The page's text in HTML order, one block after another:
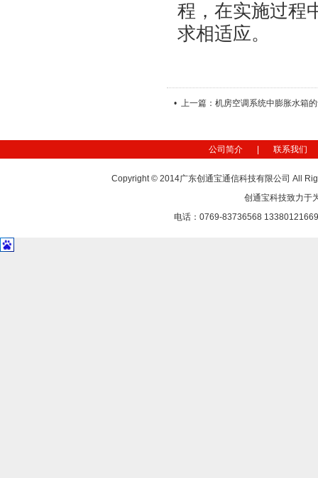
程，在实施过程
求相适应。
• 上一篇：机房空调系统中膨胀水箱
公司简介 联系我们
Copyright © 2014广东创通宝通信科技有限公司 All
创通宝科技致力于
电话：0769-83736568